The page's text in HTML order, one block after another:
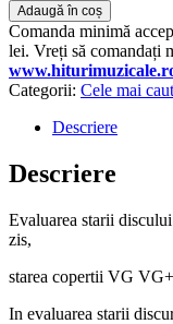
Adaugă în coș
Comanda minimă
lei. Vreți să comandați
Categorii: Cele mai
Descriere
Descriere
Evaluarea starii
zis,
starea copertii VG VG+
In evaluarea starii